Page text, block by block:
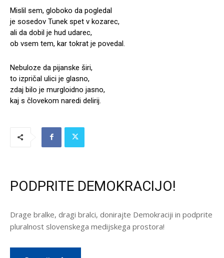
Mislil sem, globoko da pogledal
je sosedov Tunek spet v kozarec,
ali da dobil je hud udarec,
ob vsem tem, kar tokrat je povedal.
Nebuloze da pijanske širi,
to izpričal ulici je glasno,
zdaj bilo je murgloidno jasno,
kaj s človekom naredi delirij.
PODPRITE DEMOKRACIJO!
Drage bralke, dragi bralci, donirajte Demokraciji in podprite
pluralnost slovenskega medijskega prostora!